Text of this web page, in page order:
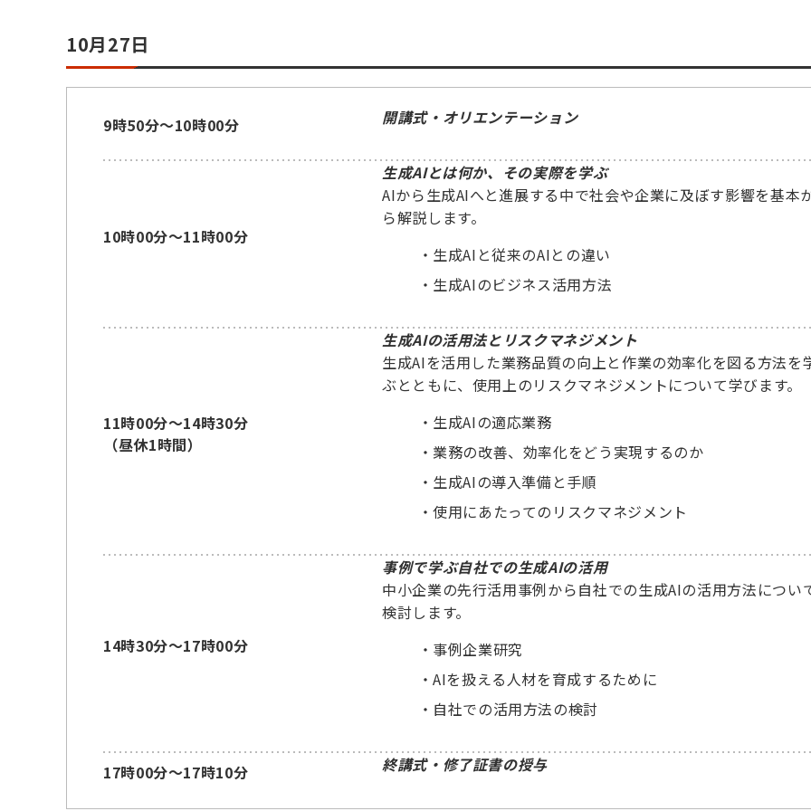
10月27日
9時50分～10時00分 開講式・オリエンテーション
10時00分～11時00分
生成AIとは何か、その実際を学ぶ
AIから生成AIへと進展する中で社会や企業に及ぼす影響を基本
ら解説します。
生成AIと従来のAIとの違い
生成AIのビジネス活用方法
11時00分～14時30分
（昼休1時間）
生成AIの活用法とリスクマネジメント
生成AIを活用した業務品質の向上と作業の効率化を図る方法を
ぶとともに、使用上のリスクマネジメントについて学びます。
生成AIの適応業務
業務の改善、効率化をどう実現するのか
生成AIの導入準備と手順
使用にあたってのリスクマネジメント
14時30分～17時00分
事例で学ぶ自社での生成AIの活用
中小企業の先行活用事例から自社での生成AIの活用方法につい
検討します。
事例企業研究
AIを扱える人材を育成するために
自社での活用方法の検討
17時00分～17時10分 終講式・修了証書の授与